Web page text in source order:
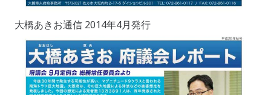
大橋あきお通信 2014年4月発行